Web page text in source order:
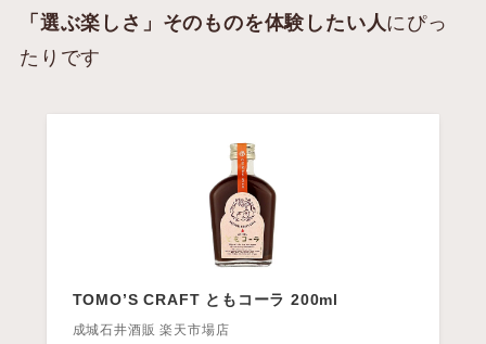
「選ぶ楽しさ」そのものを体験したい人 にぴっ
たりです
TOMO’S CRAFT ともコーラ 200ml
成城石井酒販 楽天市場店